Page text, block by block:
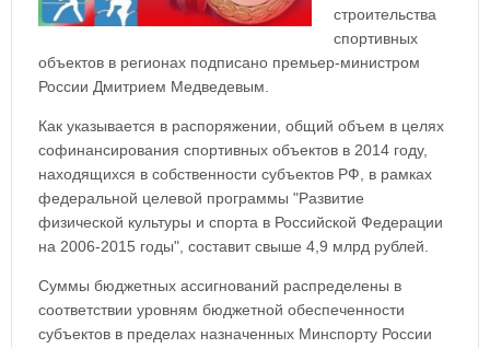
строительства
спортивных
объектов в регионах подписано премьер-министром
России Дмитрием Медведевым.
Как указывается в распоряжении, общий объем в целях
софинансирования спортивных объектов в 2014 году,
находящихся в собственности субъектов РФ, в рамках
федеральной целевой программы "Развитие
физической культуры и спорта в Российской Федерации
на 2006-2015 годы", составит свыше 4,9 млрд рублей.
Суммы бюджетных ассигнований распределены в
соответствии уровням бюджетной обеспеченности
субъектов в пределах назначенных Минспорту России